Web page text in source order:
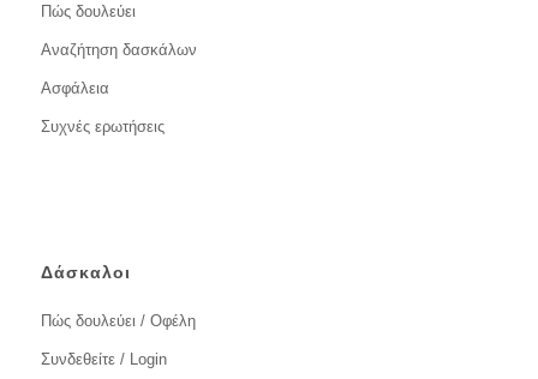
Πώς δουλεύει
Αναζήτηση δασκάλων
Ασφάλεια
Συχνές ερωτήσεις
Δάσκαλοι
Πώς δουλεύει / Οφέλη
Συνδεθείτε / Login